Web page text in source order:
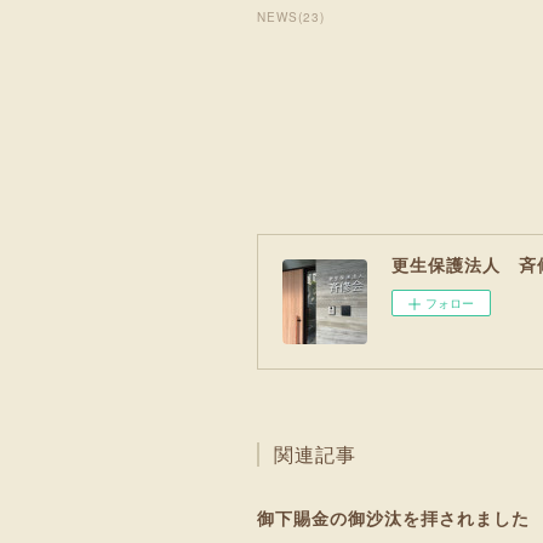
NEWS (23)
更生保護法人 斉
フォロー
関連記事
御下賜金の御沙汰を拝されました